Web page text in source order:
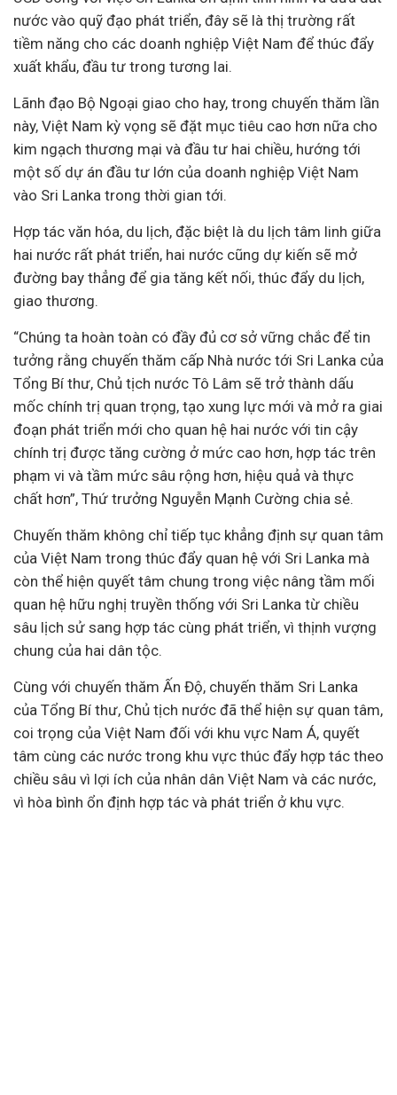
nước vào quỹ đạo phát triển, đây sẽ là thị trường rất
tiềm năng cho các doanh nghiệp Việt Nam để thúc đẩy
xuất khẩu, đầu tư trong tương lai.
Lãnh đạo Bộ Ngoại giao cho hay, trong chuyến thăm lần
này, Việt Nam kỳ vọng sẽ đặt mục tiêu cao hơn nữa cho
kim ngạch thương mại và đầu tư hai chiều, hướng tới
một số dự án đầu tư lớn của doanh nghiệp Việt Nam
vào Sri Lanka trong thời gian tới.
Hợp tác văn hóa, du lịch, đặc biệt là du lịch tâm linh giữa
hai nước rất phát triển, hai nước cũng dự kiến sẽ mở
đường bay thẳng để gia tăng kết nối, thúc đẩy du lịch,
giao thương.
“Chúng ta hoàn toàn có đầy đủ cơ sở vững chắc để tin
tưởng rằng chuyến thăm cấp Nhà nước tới Sri Lanka của
Tổng Bí thư, Chủ tịch nước Tô Lâm sẽ trở thành dấu
mốc chính trị quan trọng, tạo xung lực mới và mở ra giai
đoạn phát triển mới cho quan hệ hai nước với tin cậy
chính trị được tăng cường ở mức cao hơn, hợp tác trên
phạm vi và tầm mức sâu rộng hơn, hiệu quả và thực
chất hơn”, Thứ trưởng Nguyễn Mạnh Cường chia sẻ.
Chuyến thăm không chỉ tiếp tục khẳng định sự quan tâm
của Việt Nam trong thúc đẩy quan hệ với Sri Lanka mà
còn thể hiện quyết tâm chung trong việc nâng tầm mối
quan hệ hữu nghị truyền thống với Sri Lanka từ chiều
sâu lịch sử sang hợp tác cùng phát triển, vì thịnh vượng
chung của hai dân tộc.
Cùng với chuyến thăm Ấn Độ, chuyến thăm Sri Lanka
của Tổng Bí thư, Chủ tịch nước đã thể hiện sự quan tâm,
coi trọng của Việt Nam đối với khu vực Nam Á, quyết
tâm cùng các nước trong khu vực thúc đẩy hợp tác theo
chiều sâu vì lợi ích của nhân dân Việt Nam và các nước,
vì hòa bình ổn định hợp tác và phát triển ở khu vực.